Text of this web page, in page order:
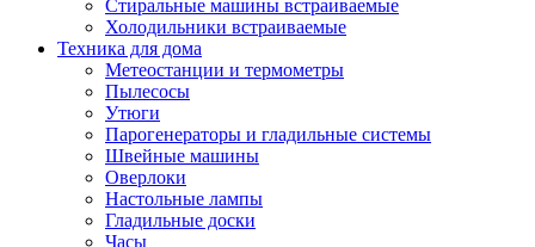
Ди-джейское оборудование
Плееры blu-ray и dvd
Проекционное оборудование
Аксессуары для проекционного
Интерактивные доски
Кронштейны для проекторов
Стиральные машины встраиваемые
Холодильники встраиваемые
Техника для дома
Метеостанции и термометры
Пылесосы
Утюги
Парогенераторы и гладильные системы
Швейные машины
Оверлоки
Настольные лампы
Гладильные доски
Часы